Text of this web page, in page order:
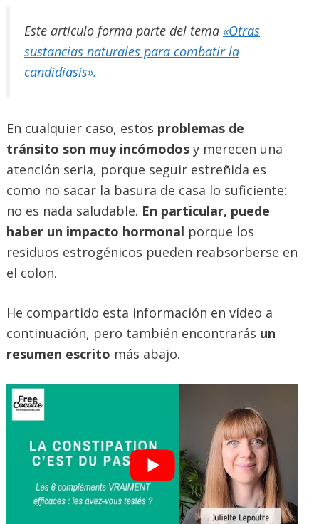
Este artículo forma parte del tema «Otras
sustancias naturales para combatir la
candidiasis».
En cualquier caso, estos problemas de
tránsito son muy incómodos y merecen una
atención seria, porque seguir estreñida es
como no sacar la basura de casa lo suficiente:
no es nada saludable. En particular, puede
haber un impacto hormonal porque los
residuos estrogénicos pueden reabsorberse en
el colon.
He compartido esta información en vídeo a
continuación, pero también encontrarás un
resumen escrito más abajo.